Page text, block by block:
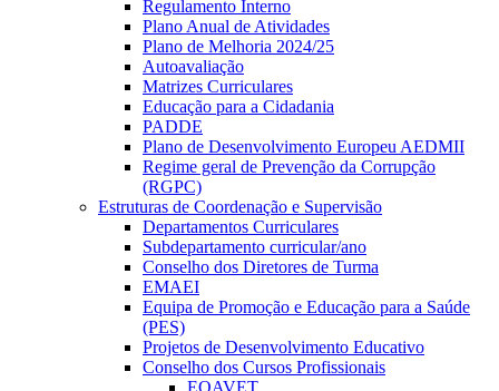
Regulamento Interno
Plano Anual de Atividades
Plano de Melhoria 2024/25
Autoavaliação
Matrizes Curriculares
Educação para a Cidadania
PADDE
Plano de Desenvolvimento Europeu AEDMII
Regime geral de Prevenção da Corrupção
(RGPC)
Estruturas de Coordenação e Supervisão
Departamentos Curriculares
Subdepartamento curricular/ano
Conselho dos Diretores de Turma
EMAEI
Equipa de Promoção e Educação para a Saúde
(PES)
Projetos de Desenvolvimento Educativo
Conselho dos Cursos Profissionais